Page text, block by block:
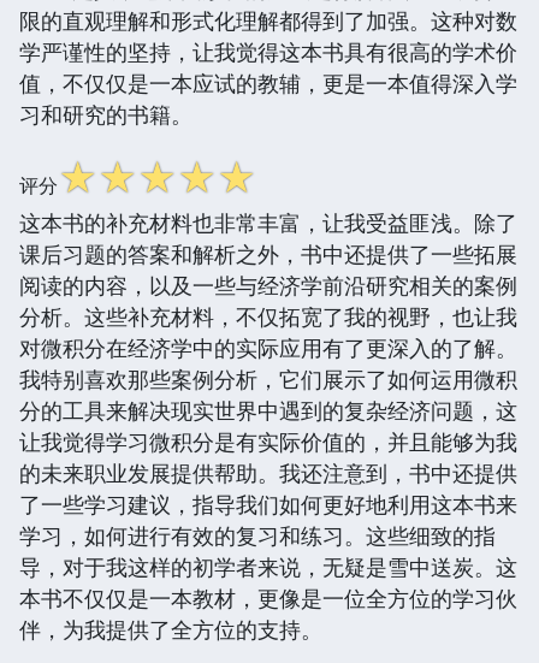
限的直观理解和形式化理解都得到了加强。这种对数
学严谨性的坚持，让我觉得这本书具有很高的学术价
值，不仅仅是一本应试的教辅，更是一本值得深入学
习和研究的书籍。
评分☆☆☆☆☆
这本书的补充材料也非常丰富，让我受益匪浅。除了
课后习题的答案和解析之外，书中还提供了一些拓展
阅读的内容，以及一些与经济学前沿研究相关的案例
分析。这些补充材料，不仅拓宽了我的视野，也让我
对微积分在经济学中的实际应用有了更深入的了解。
我特别喜欢那些案例分析，它们展示了如何运用微积
分的工具来解决现实世界中遇到的复杂经济问题，这
让我觉得学习微积分是有实际价值的，并且能够为我
的未来职业发展提供帮助。我还注意到，书中还提供
了一些学习建议，指导我们如何更好地利用这本书来
学习，如何进行有效的复习和练习。这些细致的指
导，对于我这样的初学者来说，无疑是雪中送炭。这
本书不仅仅是一本教材，更像是一位全方位的学习伙
伴，为我提供了全方位的支持。